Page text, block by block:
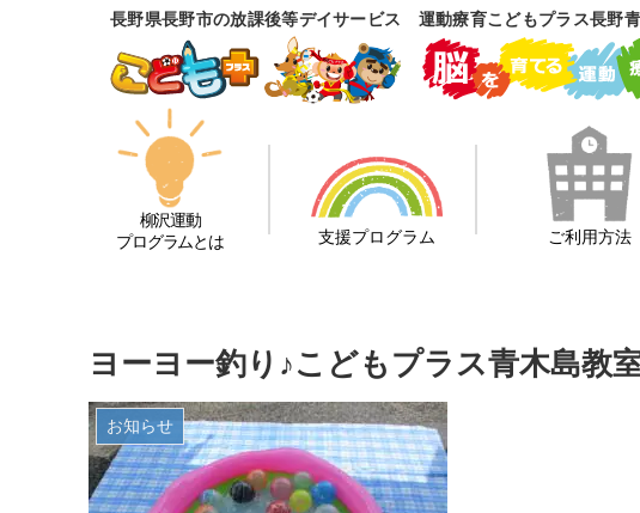
長野県長野市の放課後等デイサービス 運動療育こどもプラス長野
柳沢運動
プログラムとは
支援プログラム ご利用方法
ヨーヨー釣り♪こどもプラス青木島教
お知らせ